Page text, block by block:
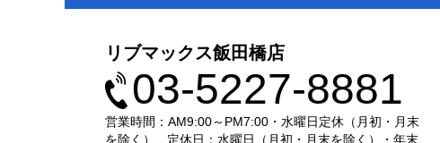
リブマックス飯田橋店
03-5227-8881
営業時間：AM9:00～PM7:00・水曜日定休（月初・月末
を除く）
定休日：水曜日（月初・月末を除く）・年末